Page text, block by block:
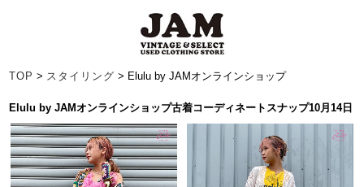
TOP > スタイリング > Elulu by JAMオンラインショップ
Elulu by JAMオンラインショップ古着コーディネートスナップ10月14日